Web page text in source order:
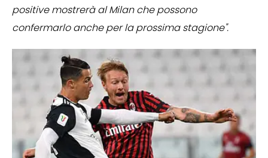
positive mostrerà al Milan che possono
confermarlo anche per la prossima stagione".